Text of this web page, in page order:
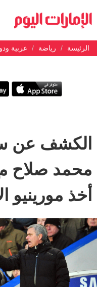
الرئيسة رياضة عربية
الكشف عن
محمد صلاح
أخذ مورينيو